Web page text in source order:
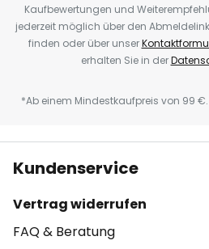
Kaufbewertungen und
jederzeit möglich über den
finden oder über unser
erhalten Sie in der
*Ab einem Mindestkaufpreis von 99
Kundenservice
Vertrag widerrufen
FAQ & Beratung